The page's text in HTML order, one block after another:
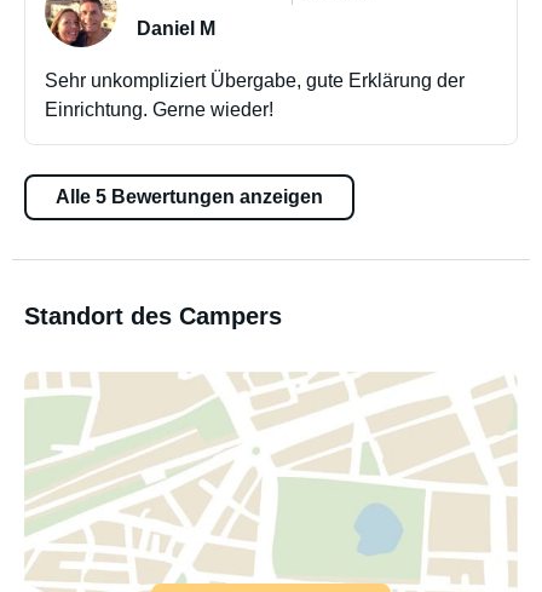
Daniel M
Sehr unkompliziert Übergabe, gute Erklärung der
Einrichtung. Gerne wieder!
Alle 5 Bewertungen anzeigen
Standort des Campers